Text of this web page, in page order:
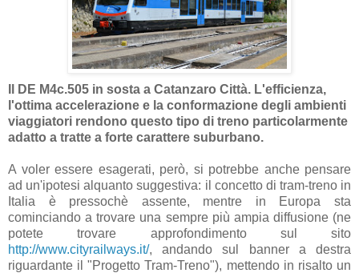
Il DE M4c.505 in sosta a Catanzaro Città. L'efficienza,
l'ottima accelerazione e la conformazione degli ambienti
viaggiatori rendono questo tipo di treno particolarmente
adatto a tratte a forte carattere suburbano.
A voler essere esagerati, però, si potrebbe anche pensare
ad un'ipotesi alquanto suggestiva: il concetto di tram-treno in
Italia è pressochè assente, mentre in Europa sta
cominciando a trovare una sempre più ampia diffusione (ne
potete trovare approfondimento sul sito
http://www.cityrailways.it/, andando sul banner a destra
riguardante il "Progetto Tram-Treno"), mettendo in risalto un